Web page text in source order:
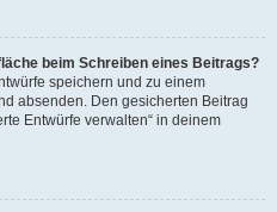
beim Schreiben eines Beitrags?
speichern und zu einem
absenden. Den gesicherten Beitrag
Entwürfe verwalten“ in deinem